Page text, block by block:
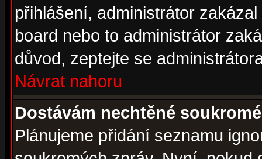
přihlášení, administrátor
board nebo to administrátor
důvod, zeptejte se
Návrat nahoru
Dostávám nechtěné
Plánujeme přidání seznamu